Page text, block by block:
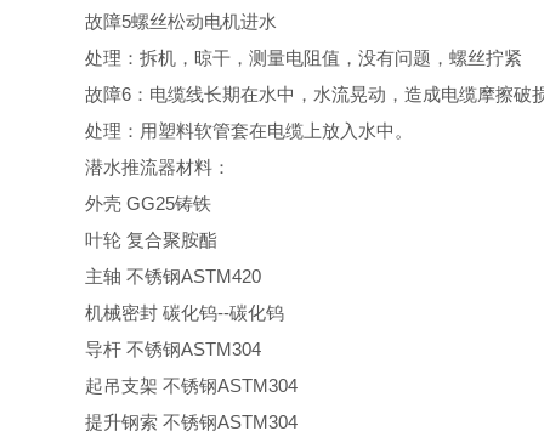
故障5螺丝松动电机进水
处理：拆机，晾干，测量电阻值，没有问题，螺丝拧紧
故障6 ：电缆线长期在水中，水流晃动，造成电缆摩擦破
处理：用塑料软管套在电缆上放入水中。
潜水推流器材料 ：
外壳 GG25铸铁
叶轮 复合聚胺酯
主轴 不锈钢ASTM420
机械密封 碳化钨--碳化钨
导杆 不锈钢ASTM304
起吊支架 不锈钢ASTM304
提升钢索 不锈钢ASTM304